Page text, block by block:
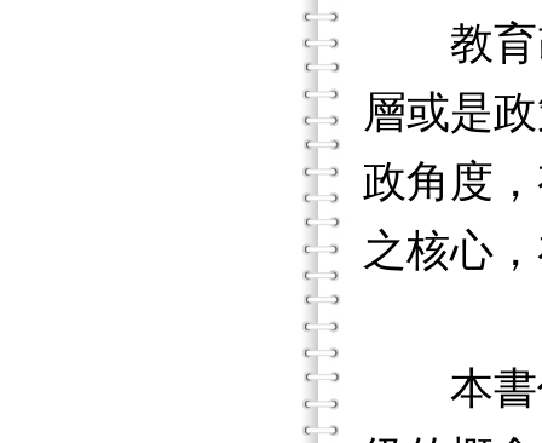
教育改
層或是
政角度
之核心
本書係